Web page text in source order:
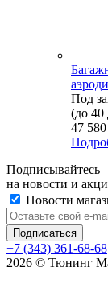
Под
(до 40
47
Подписывайтесь
на новости и
Новости
+7 (343) 361-68-68
2026 © Тюнинг